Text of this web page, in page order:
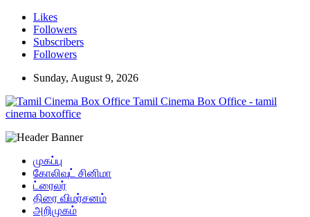
Likes
Followers
Subscribers
Followers
Sunday, August 9, 2026
Tamil Cinema Box Office - tamil
cinema boxoffice
முகப்பு
கோலிவுட் சினிமா
ட்ரைலர்
திரை விமர்சனம்
அறிமுகம்